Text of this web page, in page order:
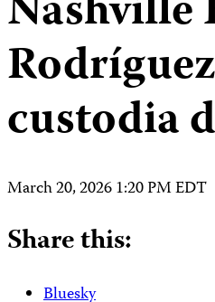
custodia
March 20, 2026 1:20 PM EDT
Share this:
Bluesky